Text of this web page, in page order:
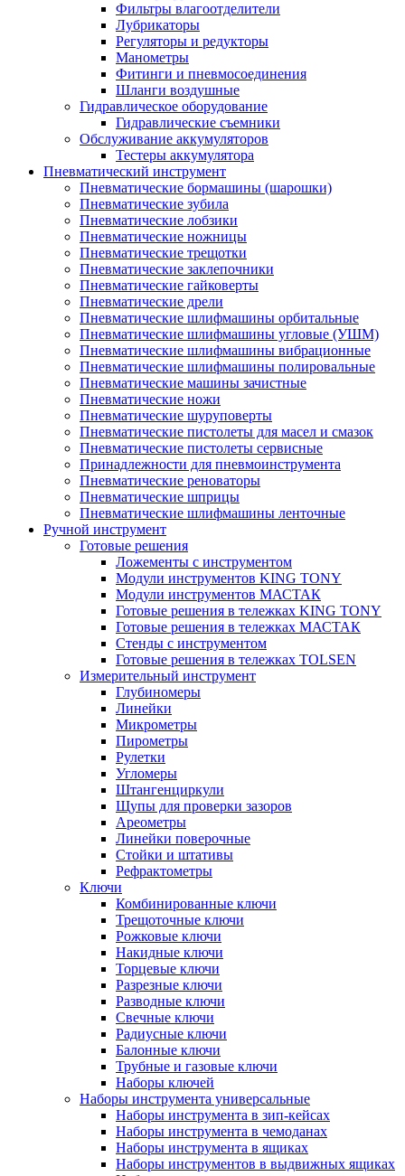
Фильтры влагоотделители
Лубрикаторы
Регуляторы и редукторы
Манометры
Фитинги и пневмосоединения
Шланги воздушные
Гидравлическое оборудование
Гидравлические съемники
Обслуживание аккумуляторов
Тестеры аккумулятора
Пневматический инструмент
Пневматические бормашины (шарошки)
Пневматические зубила
Пневматические лобзики
Пневматические ножницы
Пневматические трещотки
Пневматические заклепочники
Пневматические гайковерты
Пневматические дрели
Пневматические шлифмашины орбитальные
Пневматические шлифмашины угловые (УШМ)
Пневматические шлифмашины вибрационные
Пневматические шлифмашины полировальные
Пневматические машины зачистные
Пневматические ножи
Пневматические шуруповерты
Пневматические пистолеты для масел и смазок
Пневматические пистолеты сервисные
Принадлежности для пневмоинструмента
Пневматические реноваторы
Пневматические шприцы
Пневматические шлифмашины ленточные
Ручной инструмент
Готовые решения
Ложементы с инструментом
Модули инструментов KING TONY
Модули инструментов МАСТАК
Готовые решения в тележках KING TONY
Готовые решения в тележках МАСТАК
Стенды с инструментом
Готовые решения в тележках TOLSEN
Измерительный инструмент
Глубиномеры
Линейки
Микрометры
Пирометры
Рулетки
Угломеры
Штангенциркули
Щупы для проверки зазоров
Ареометры
Линейки поверочные
Стойки и штативы
Рефрактометры
Ключи
Комбинированные ключи
Трещоточные ключи
Рожковые ключи
Накидные ключи
Торцевые ключи
Разрезные ключи
Разводные ключи
Свечные ключи
Радиусные ключи
Балонные ключи
Трубные и газовые ключи
Наборы ключей
Наборы инструмента универсальные
Наборы инструмента в зип-кейсах
Наборы инструмента в чемоданах
Наборы инструмента в ящиках
Наборы инструментов в выдвижных ящиках